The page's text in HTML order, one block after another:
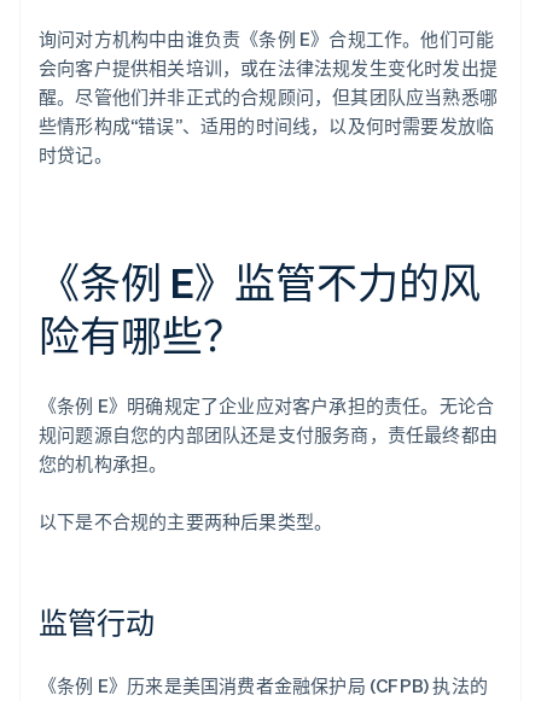
询问对方机构中由谁负责《条例 E》合规工作。他们可能
会向客户提供相关培训，或在法律法规发生变化时发出提
醒。尽管他们并非正式的合规顾问，但其团队应当熟悉哪
些情形构成“错误”、适用的时间线，以及何时需要发放临
时贷记。
《条例 E》监管不力的风
险有哪些？
《条例 E》明确规定了企业应对客户承担的责任。无论合
规问题源自您的内部团队还是支付服务商，责任最终都由
您的机构承担。
以下是不合规的主要两种后果类型。
监管行动
《条例 E》历来是美国消费者金融保护局 (CFPB) 执法的